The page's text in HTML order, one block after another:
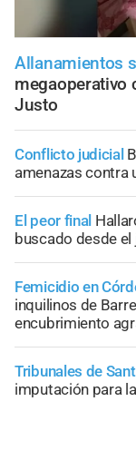
Allanamientos
megaoperativo
Justo
Conflicto judicial
amenazas contra
El peor final
buscado desde el
Femicidio en
inquilinos de
encubrimiento
Tribunales de
imputación para